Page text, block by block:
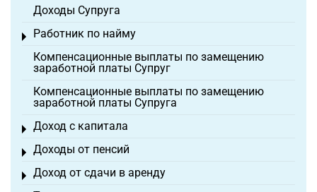
Доходы Супруга
Работник по найму
Toggle menu
Компенсационные выплаты по замещению
заработной платы Супруг
Компенсационные выплаты по замещению
заработной платы Супруга
Доход с капитала
Toggle menu
Доходы от пенсий
Toggle menu
Доход от сдачи в аренду
Toggle menu